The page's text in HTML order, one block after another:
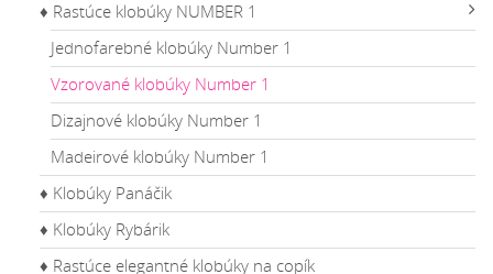
♦ Rastúce klobúky NUMBER 1
Jednofarebné klobúky Number 1
Vzorované klobúky Number 1
Dizajnové klobúky Number 1
Madeirové klobúky Number 1
♦ Klobúky Panáčik
♦ Klobúky Rybárik
♦ Rastúce elegantné klobúky na copík